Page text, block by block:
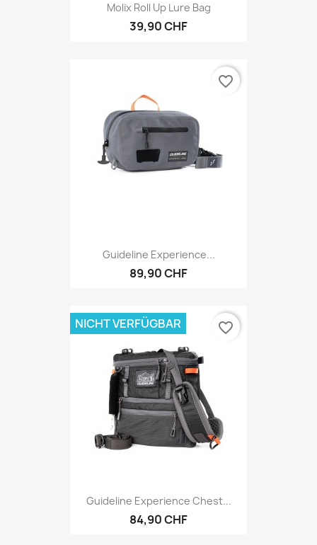
Molix Roll Up Lure Bag
39,90 CHF
Guideline Experience...
89,90 CHF
favorite_border
Guideline Experience Chest...
84,90 CHF
NICHT VERFÜGBAR favorite_border